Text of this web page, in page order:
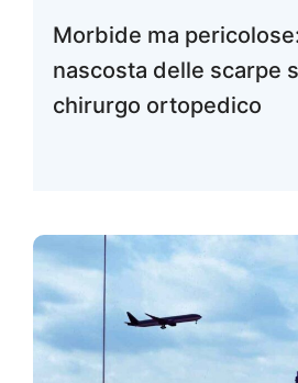
Morbide ma
nascosta delle scarpe
chirurgo ortopedico